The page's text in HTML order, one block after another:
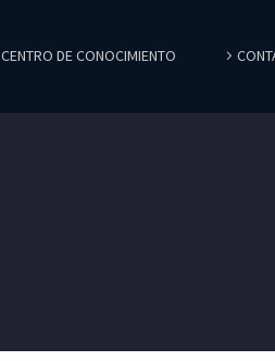
CENTRO DE CONOCIMIENTO